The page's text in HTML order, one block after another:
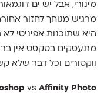
מינורי, אבל יש ים
מרגיש מגוחך לחזור
היא שתוכנות אפיניטי
מתעסקים בטקסט אין
ווקטורים וכל דבר שלא
vsAffinity Photo